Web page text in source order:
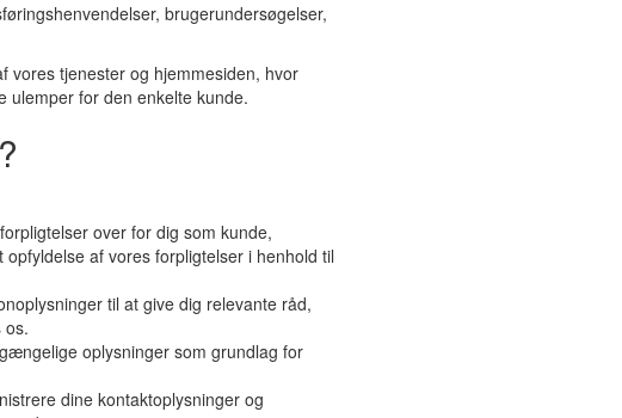
brugerundersøgelser,
vores tjenester og hjemmesiden, hvor
ulemper for den enkelte kunde.
over for dig som kunde,
af vores forpligtelser i henhold til
til at give dig relevante råd,
os.
oplysninger som grundlag for
dine kontaktoplysninger og